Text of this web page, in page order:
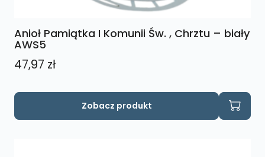
Anioł Pamiątka I Komunii Św. , Chrztu – biały
AWS5
47,97 zł
Zobacz produkt